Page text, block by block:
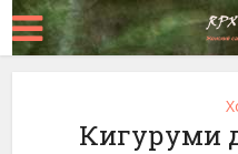
Кигуруми